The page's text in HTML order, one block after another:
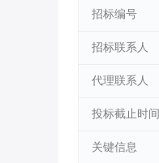
招标编号
招标联系人
代理联系人
投标截止时间
关键信息